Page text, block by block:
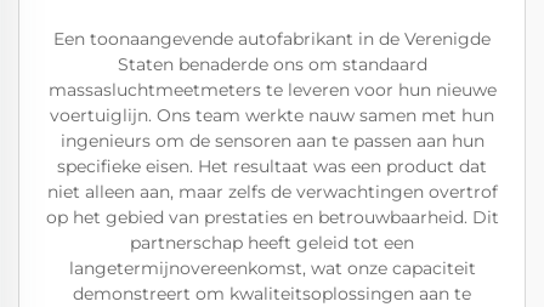
Een toonaangevende autofabrikant in de Verenigde
Staten benaderde ons om standaard
massasluchtmeetmeters te leveren voor hun nieuwe
voertuiglijn. Ons team werkte nauw samen met hun
ingenieurs om de sensoren aan te passen aan hun
specifieke eisen. Het resultaat was een product dat
niet alleen aan, maar zelfs de verwachtingen overtrof
op het gebied van prestaties en betrouwbaarheid. Dit
partnerschap heeft geleid tot een
langetermijnovereenkomst, wat onze capaciteit
demonstreert om kwaliteitsoplossingen aan te